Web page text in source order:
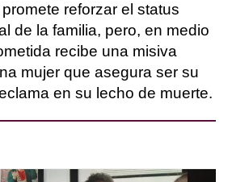
reforzar el status
de la familia, pero, en medio
recibe una misiva
mujer que asegura ser su
en su lecho de muerte.